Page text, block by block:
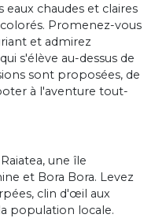
eaux chaudes et claires
Promenez-vous
et admirez
s'élève au-dessus de
sont proposées, de
à l'aventure tout-
une île
et Bora Bora. Levez
clin d'œil aux
population locale.